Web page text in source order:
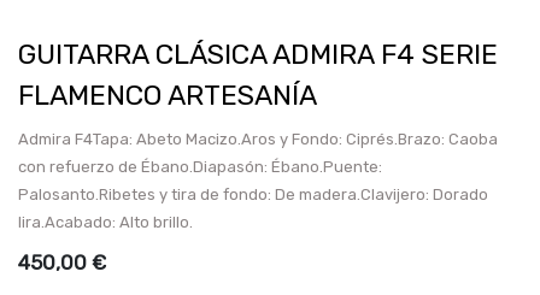
GUITARRA CLÁSICA ADMIRA F4 SERIE
FLAMENCO ARTESANÍA
Admira F4Tapa: Abeto Macizo.Aros y Fondo: Ciprés.Brazo: Caoba
con refuerzo de Ébano.Diapasón: Ébano.Puente:
Palosanto.Ribetes y tira de fondo: De madera.Clavijero: Dorado
lira.Acabado: Alto brillo.
450,00 €